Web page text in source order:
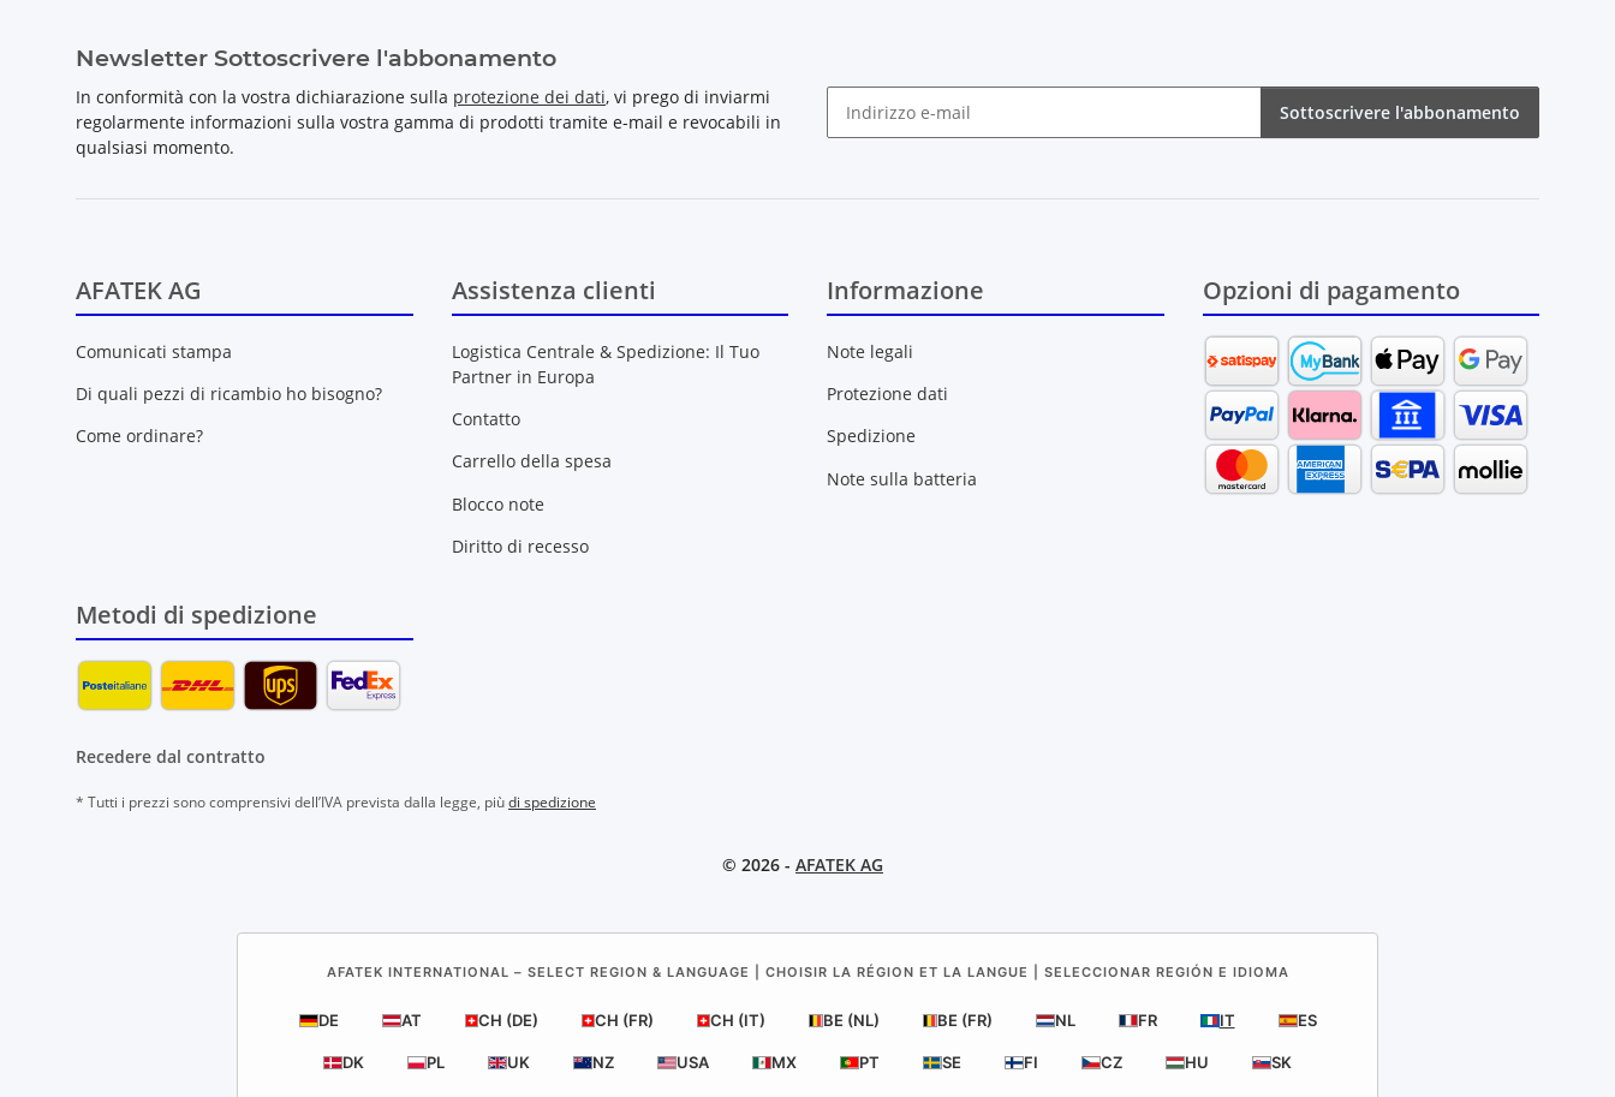
Newsletter Sottoscrivere l'abbonamento
In conformità con la vostra dichiarazione sulla protezione dei dati, vi prego di inviarmi
regolarmente informazioni sulla vostra gamma di prodotti tramite e-mail e revocabili in
qualsiasi momento.
Sottoscrivere l'abbonamento
AFATEK AG
Comunicati stampa
Di quali pezzi di ricambio ho bisogno?
Come ordinare?
Assistenza clienti
Logistica Centrale & Spedizione: Il Tuo
Partner in Europa
Contatto
Carrello della spesa
Blocco note
Diritto di recesso
Informazione
Note legali
Protezione dati
Spedizione
Note sulla batteria
Opzioni di pagamento
Metodi di spedizione
Recedere dal contratto
* Tutti i prezzi sono comprensivi dell’IVA prevista dalla legge, piùdi spedizione
© 2026 - AFATEK AG
AFATEK INTERNATIONAL – SELECT REGION & LANGUAGE | CHOISIR LA RÉGION ET LA LANGUE | SELECCIONAR REGIÓN E IDIOMA
DE AT CH (DE) CH (FR) CH (IT) BE (NL) BE (FR) NL FR IT ES
DK PL UK NZ USA MX PT SE FI CZ HU SK